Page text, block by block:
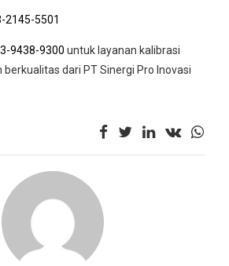
2145-5501
9438-9300 untuk layanan kalibrasi
dari PT Sinergi Pro Inovasi